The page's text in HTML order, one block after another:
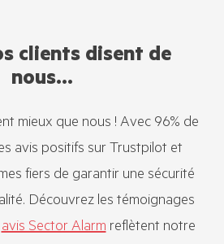
clients disent de
nous...
mieux que nous ! Avec 96% de
avis positifs sur Trustpilot et
fiers de garantir une sécurité
Découvrez les témoignages
avis Sector Alarmreflètent notre